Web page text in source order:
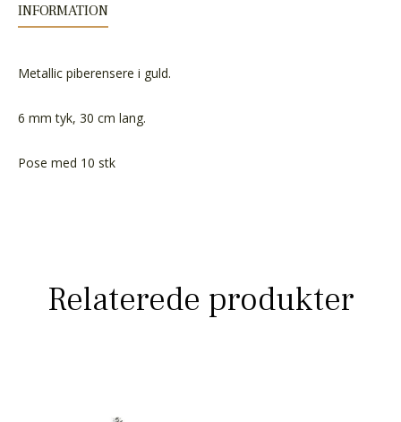
INFORMATION
Metallic piberensere i guld.
6 mm tyk, 30 cm lang.
Pose med 10 stk
Relaterede produkter